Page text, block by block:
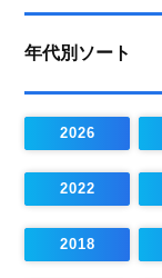
年代別ソート
2026
2022
2018